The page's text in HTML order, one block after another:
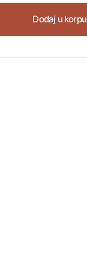
Dodaj u korpu